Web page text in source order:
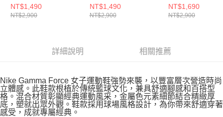
閒鞋 DX9176105
NT$1,490
NT$2,900
閒鞋 DX9176106
NT$1,490
NT$2,900
閒鞋 DX9176005
NT$1,690
NT$2,900
詳細說明 相關推薦
Nike Gamma Force 女子運動鞋強勢來襲，以豐富層次營造時尚
立體感。此鞋款根植於傳統籃球文化，兼具舒適腳感和百搭型
格。混合材質彰顯經典運動風采，金屬色元素細節結合精緻厚
底，塑就出眾外觀。鞋款採用球場風格設計，為你帶來舒適穿著
感受，成就專屬經典。